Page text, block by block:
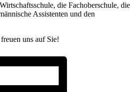
die Fachoberschule, die
Assistenten und den
uns auf Sie!